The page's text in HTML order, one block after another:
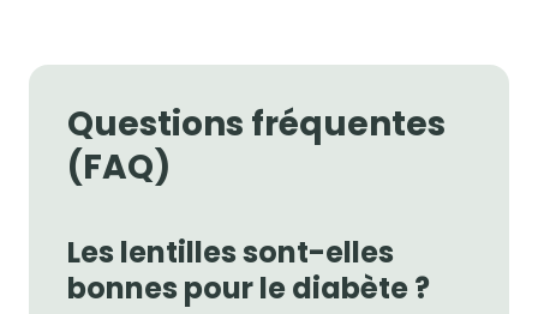
Questions fréquentes
(FAQ)
Les lentilles sont-elles
bonnes pour le diabète ?